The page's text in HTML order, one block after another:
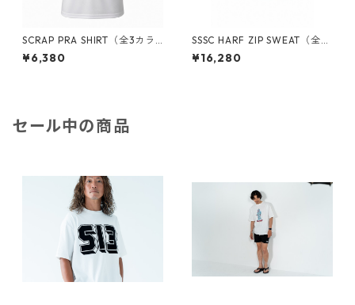
SCRAP PRA SHIRT（全3カラ
ー）1830101015
¥6,380
SSSC HARF ZIP SWEAT（全２
カラー）1733001038
¥16,280
セール中の商品